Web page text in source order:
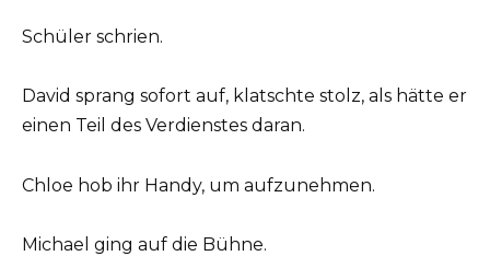
Schüler schrien.
David sprang sofort auf, klatschte stolz, als hätte er
einen Teil des Verdienstes daran.
Chloe hob ihr Handy, um aufzunehmen.
Michael ging auf die Bühne.